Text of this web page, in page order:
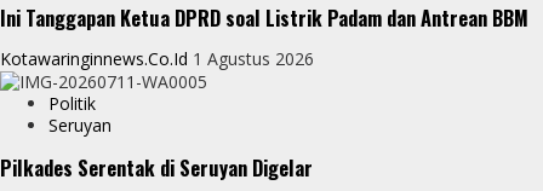
Ini Tanggapan Ketua DPRD soal Listrik Padam dan Antrean BBM
Kotawaringinnews.co.id 1 Agustus 2026
Politik
Seruyan
Pilkades Serentak di Seruyan Digelar